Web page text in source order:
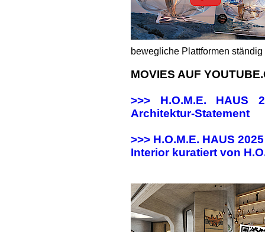
bewegliche Plattformen
MOVIES AUF
>>> H.O.M.E.
Architektur-Statement
>>> H.O.M.E. HAUS
Interior kuratiert von